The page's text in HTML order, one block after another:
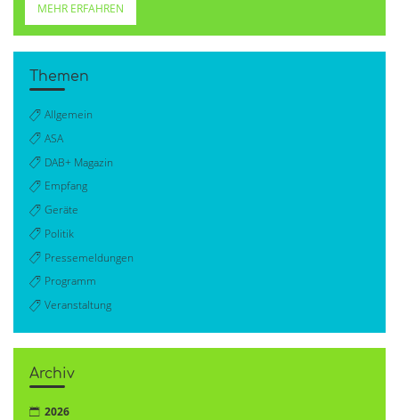
MEHR ERFAHREN
Themen
Allgemein
ASA
DAB+ Magazin
Empfang
Geräte
Politik
Pressemeldungen
Programm
Veranstaltung
Archiv
2026